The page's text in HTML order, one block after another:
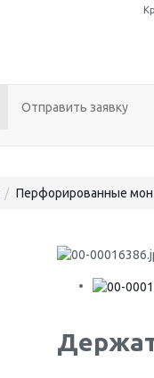
Отправить заявку
Перфорированные